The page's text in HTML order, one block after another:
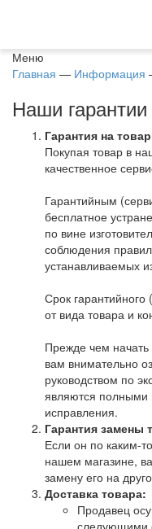
Меню
Главная — Информация
Наши гарантии
Гарантия на
Покупая товар в
качественное
Гарантийным
бесплатное
по вине
соблюдения
устанавливаемых
Срок гарантийного
от вида товара и
Прежде чем начать
вам внимательно
руководством по
являются полными
исправления.
Гарантия замены
Если он по каким-
нашем магазине,
замену его на
Доставка товара:
Продавец
следующими